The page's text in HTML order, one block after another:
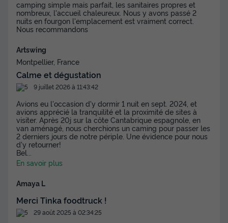
camping simple mais parfait, les sanitaires propres et
nombreux, l'accueil chaleureux. Nous y avons passé 2
nuits en fourgon l'emplacement est vraiment correct.
Nous recommandons
Artswing
Montpellier, France
Calme et dégustation
9 juillet 2026 à 11:43:42
Avions eu l'occasion d'y dormir 1 nuit en sept. 2024, et
avions apprécié la tranquilité et la proximité de sites à
visiter. Après 20j sur la côte Cantabrique espagnole, en
van aménagé, nous cherchions un caming pour passer les
2 derniers jours de notre périple. Une évidence pour nous
d'y retourner!
Bel
En savoir plus
Amaya L
Merci Tinka foodtruck !
29 août 2025 à 02:34:25